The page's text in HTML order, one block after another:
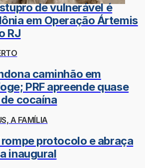
de vulnerável é
em Operação Ártemis
RJ
caminhão em
PRF apreende quase
cocaína
A FAMÍLIA
rompe protocolo e abraça
inaugural